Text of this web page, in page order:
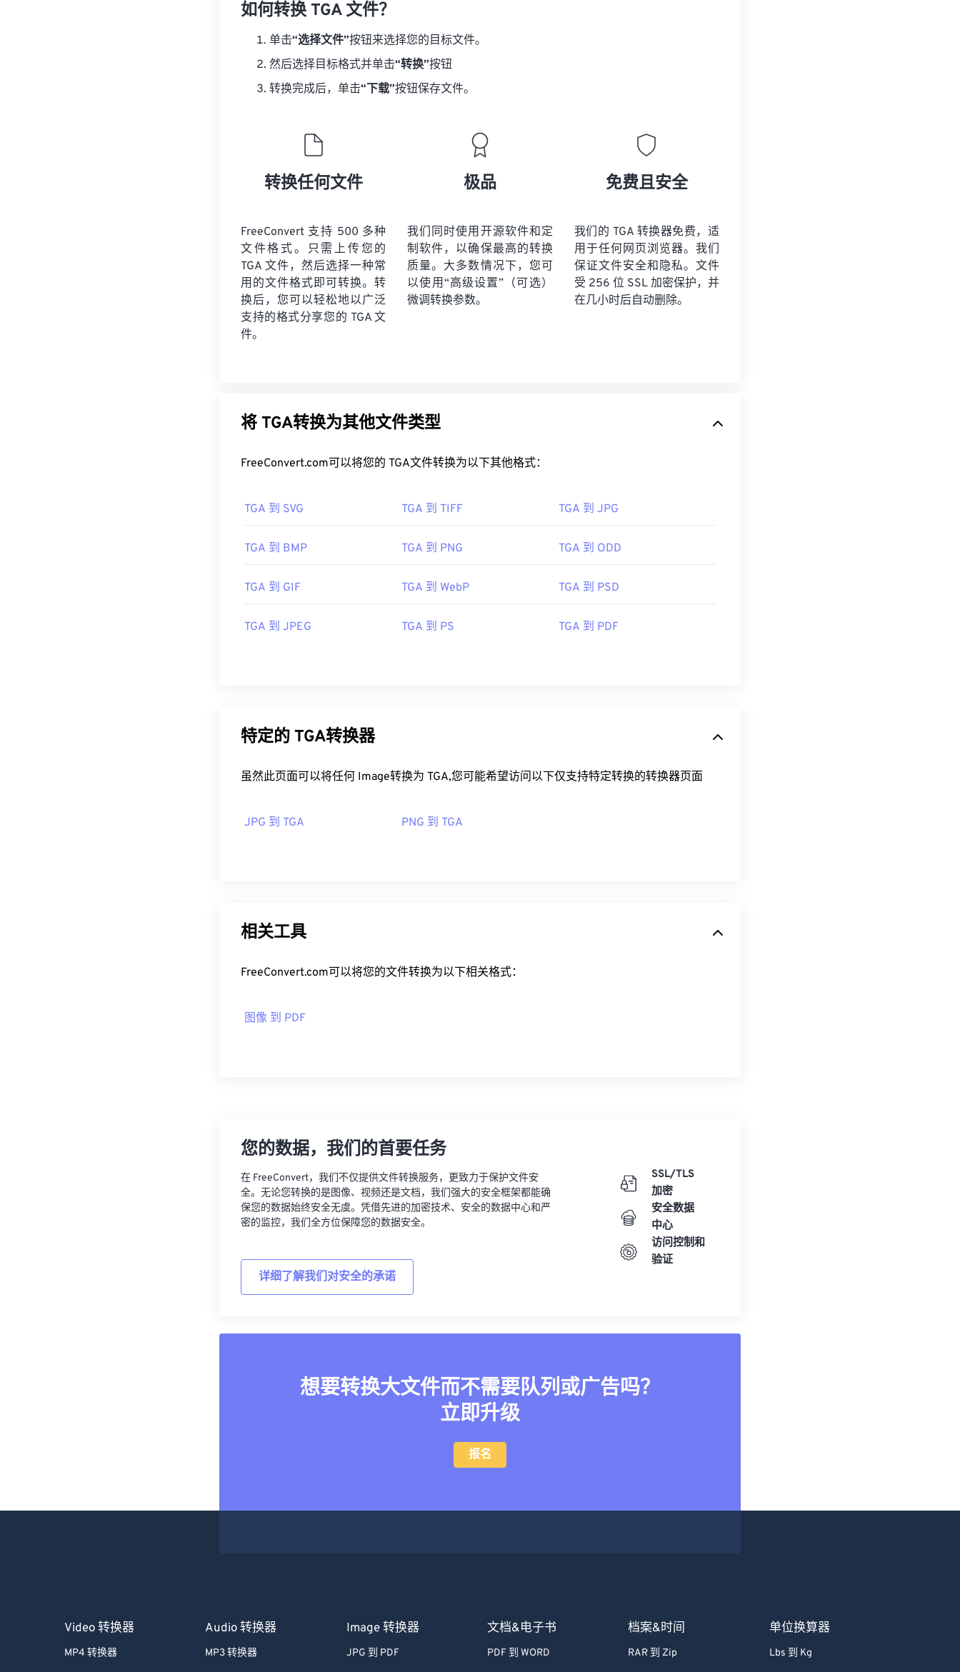
如何转换 TGA 文件？
单击“选择文件”按钮来选择您的目标文件。
然后选择目标格式并单击“转换”按钮
转换完成后，单击“下载”按钮保存文件。
转换任何文件
FreeConvert 支持 500 多种
文件格式。只需上传您的
TGA 文件，然后选择一种常
用的文件格式即可转换。转
换后，您可以轻松地以广泛
支持的格式分享您的 TGA 文
件。
极品
我们同时使用开源软件和定
制软件，以确保最高的转换
质量。大多数情况下，您可
以使用“高级设置”（可选）
微调转换参数。
免费且安全
我们的 TGA 转换器免费，适
用于任何网页浏览器。我们
保证文件安全和隐私。文件
受 256 位 SSL 加密保护，并
在几小时后自动删除。
将 TGA转换为其他文件类型
FreeConvert.com可以将您的 TGA文件转换为以下其他格式：
TGA 到 SVG TGA 到 TIFF TGA 到 JPG
TGA 到 BMP TGA 到 PNG TGA 到 ODD
TGA 到 GIF TGA 到 WebP TGA 到 PSD
TGA 到 JPEG TGA 到 PS TGA 到 PDF
特定的 TGA转换器
虽然此页面可以将任何 Image转换为 TGA,您可能希望访问以下仅支持特定转换的转换器页面
JPG 到 TGA PNG 到 TGA
相关工具
FreeConvert.com可以将您的文件转换为以下相关格式：
图像 到 PDF
您的数据，我们的首要任务
在 FreeConvert，我们不仅提供文件转换服务，更致力于保护文件安
全。无论您转换的是图像、视频还是文档，我们强大的安全框架都能确
保您的数据始终安全无虞。凭借先进的加密技术、安全的数据中心和严
密的监控，我们全方位保障您的数据安全。
详细了解我们对安全的承诺
SSL/TLS
加密
安全数据
中心
访问控制和
验证
想要转换大文件而不需要队列或广告吗？
立即升级
报名
Video 转换器
MP4 转换器
Audio 转换器
MP3 转换器
Image 转换器
JPG 到 PDF
文档&电子书
PDF 到 WORD
档案&时间
RAR 到 Zip
单位换算器
Lbs 到 Kg